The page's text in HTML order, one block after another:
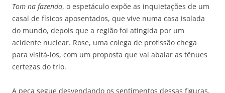
Tom na fazenda, o espetáculo expõe as inquietações de um
casal de físicos aposentados, que vive numa casa isolada
do mundo, depois que a região foi atingida por um
acidente nuclear. Rose, uma colega de profissão chega
para visitá-los, com um proposta que vai abalar as tênues
certezas do trio.
A peça segue desvendando os sentimentos dessas figuras,